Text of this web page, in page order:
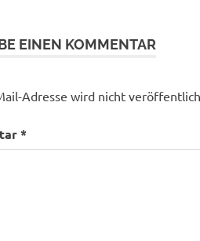
EINEN KOMMENTAR
Adresse wird nicht
*